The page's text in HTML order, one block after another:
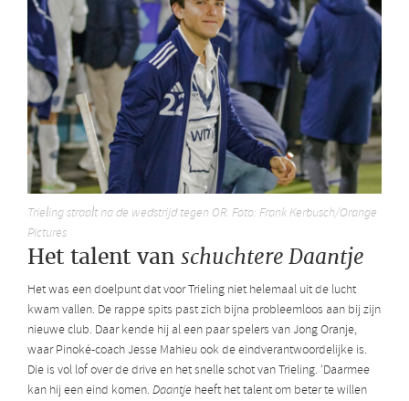
Trieling straalt na de wedstrijd tegen OR. Foto: Frank Kerbusch/Orange
Pictures
Het talent van schuchtere Daantje
Het was een doelpunt dat voor Trieling niet helemaal uit de lucht
kwam vallen. De rappe spits past zich bijna probleemloos aan bij zijn
nieuwe club. Daar kende hij al een paar spelers van Jong Oranje,
waar Pinoké-coach Jesse Mahieu ook de eindverantwoordelijke is.
Die is vol lof over de drive en het snelle schot van Trieling. ‘Daarmee
kan hij een eind komen. Daantje heeft het talent om beter te willen